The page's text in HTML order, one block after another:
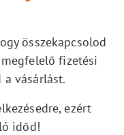
összekapcsolod
fizetési
vásárlást.
ezért
időd!